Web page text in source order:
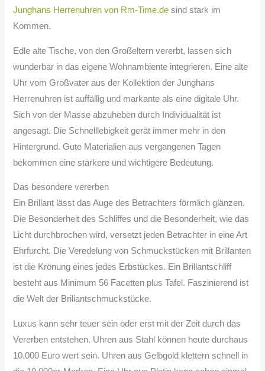
Junghans Herrenuhren von Rm-Time.de sind stark im
Kommen.
Edle alte Tische, von den Großeltern vererbt, lassen sich
wunderbar in das eigene Wohnambiente integrieren. Eine alte
Uhr vom Großvater aus der Kollektion der Junghans
Herrenuhren ist auffällig und markante als eine digitale Uhr.
Sich von der Masse abzuheben durch Individualität ist
angesagt. Die Schnelllebigkeit gerät immer mehr in den
Hintergrund. Gute Materialien aus vergangenen Tagen
bekommen eine stärkere und wichtigere Bedeutung.
Das besondere vererben
Ein Brillant lässt das Auge des Betrachters förmlich glänzen.
Die Besonderheit des Schliffes und die Besonderheit, wie das
Licht durchbrochen wird, versetzt jeden Betrachter in eine Art
Ehrfurcht. Die Veredelung von Schmuckstücken mit Brillanten
ist die Krönung eines jedes Erbstückes. Ein Brillantschliff
besteht aus Minimum 56 Facetten plus Tafel. Faszinierend ist
die Welt der Briliantschmuckstücke.
Luxus kann sehr teuer sein oder erst mit der Zeit durch das
Vererben entstehen. Uhren aus Stahl können heute durchaus
10.000 Euro wert sein. Uhren aus Gelbgold klettern schnell in